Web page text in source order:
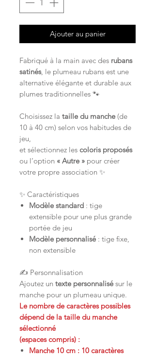
Ajouter au panier
Fabriqué à la main avec des rubans
satinés, le plumeau rubans est une
alternative élégante et durable aux
plumes traditionnelles 🐾
Choisissez la taille du manche (de
10 à 40 cm) selon vos habitudes de
jeu,
et sélectionnez les coloris proposés
ou l’option « Autre » pour créer
votre propre association ✨
✨ Caractéristiques
Modèle standard : tige
extensible pour une plus grande
portée de jeu
Modèle personnalisé : tige fixe,
non extensible
✍️ Personnalisation
Ajoutez un texte personnalisé sur le
manche pour un plumeau unique.
Le nombre de caractères possibles
dépend de la taille du manche
sélectionné
(espaces compris) :
Manche 10 cm : 10 caractères